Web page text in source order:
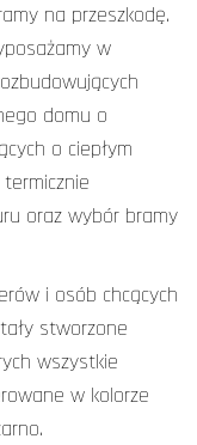
na przeszkodę.
w
domu o
o ciepłym
oraz wybór bramy
i osób chcących
stworzone
wszystkie
w kolorze